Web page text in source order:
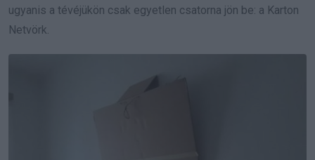
ugyanis a tévéjükön csak egyetlen csatorna jön be: a Karton
Netvörk.